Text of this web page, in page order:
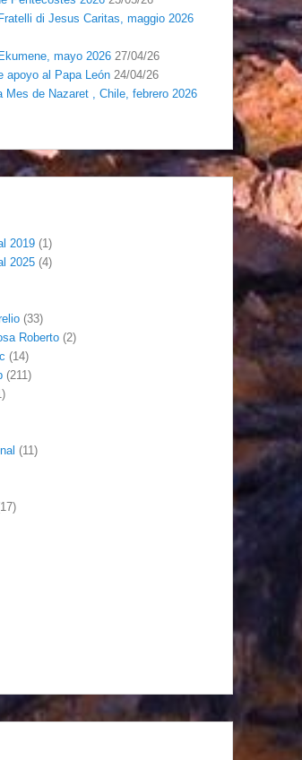
di Jesus Caritas, maggio 2026
mayo 2026 27/04/26
apoyo al Papa León 24/04/26
Mes de Nazaret , Chile, febrero 2026
2019 (1)
2025 (4)
(33)
Roberto(2)
(14)
(211)
(11)